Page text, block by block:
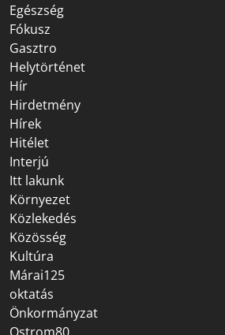
Egészség
Fókusz
Gasztro
Helytörténet
Hír
Hirdetmény
Hírek
Hitélet
Interjú
Itt lakunk
Környezet
Közlekedés
Közösség
Kultúra
Márai125
oktatás
Önkormányzat